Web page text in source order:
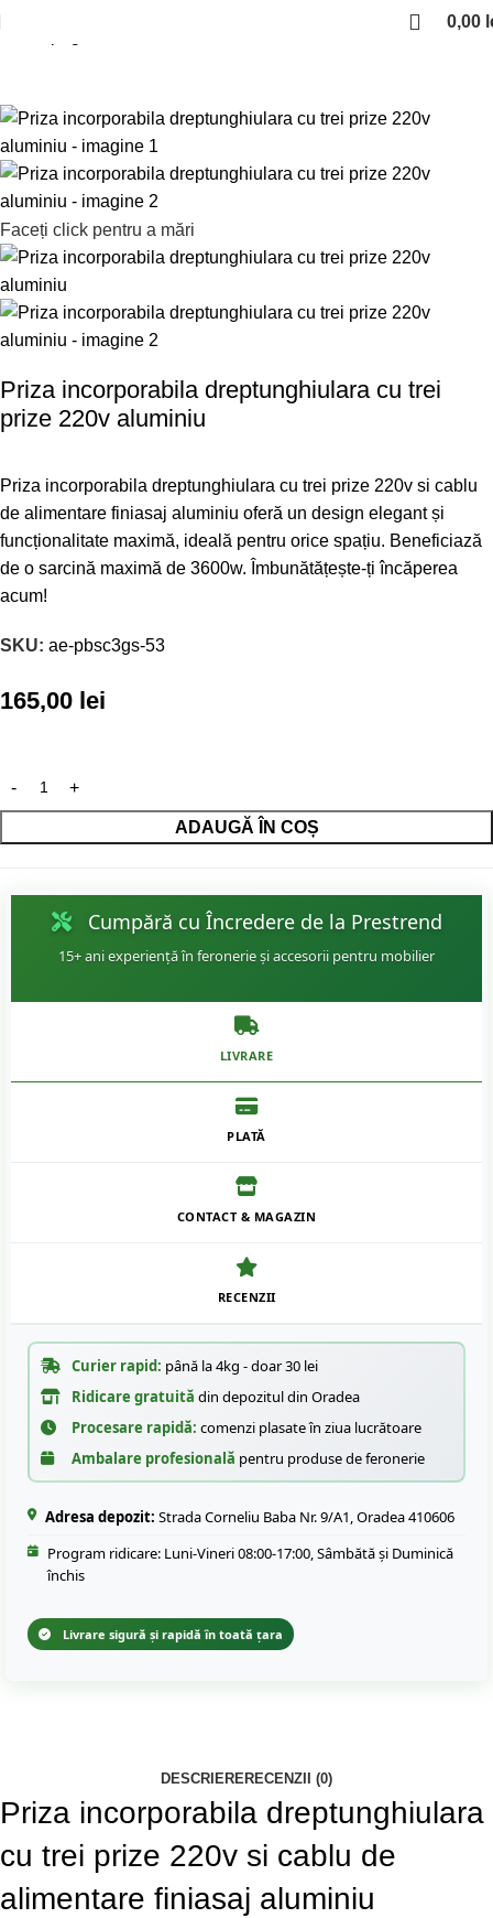
0,00
Faceți click pentru a mări
Priza incorporabila dreptunghiulara cu trei
prize 220v aluminiu
Priza incorporabila dreptunghiulara cu trei prize 220v si cablu
de alimentare finiasaj aluminiu oferă un design elegant și
funcționalitate maximă, ideală pentru orice spațiu. Beneficiază
de o sarcină maximă de 3600w. Îmbunătățește-ți încăperea
acum!
SKU: ae-pbsc3gs-53
165,00 lei
ADAUGĂ ÎN COȘ
Cumpără cu Încredere de la Prestrend
15+ ani experiență în feronerie și accesorii pentru mobilier
LIVRARE
PLATĂ
CONTACT & MAGAZIN
RECENZII
Curier rapid: până la 4kg - doar 30 lei
Ridicare gratuită din depozitul din Oradea
Procesare rapidă: comenzi plasate în ziua lucrătoare
Ambalare profesională pentru produse de feronerie
Adresa depozit: Strada Corneliu Baba Nr. 9/A1, Oradea 410606
Program ridicare: Luni-Vineri 08:00-17:00, Sâmbătă și Duminică
închis
Livrare sigură și rapidă în toată țara
DESCRIERERECENZII (0)
Priza incorporabila dreptunghiulara
cu trei prize 220v si cablu de
alimentare finiasaj aluminiu